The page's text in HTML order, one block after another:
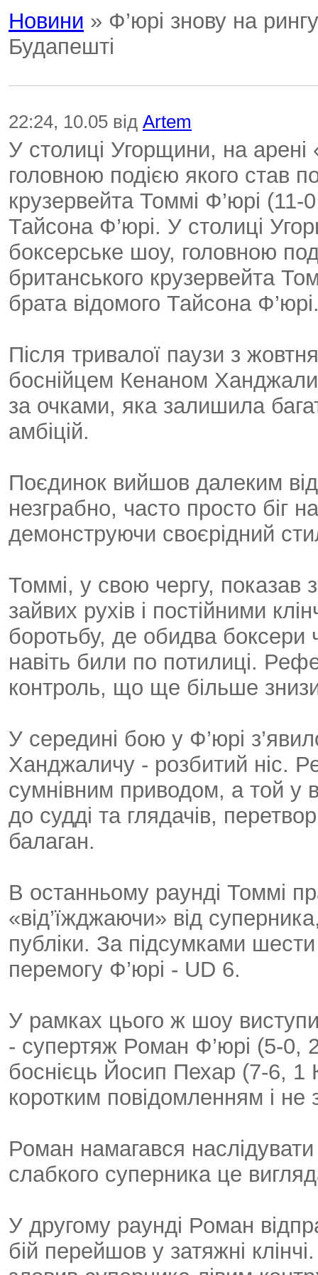
Новини » Ф’юрі знову на
Будапешті
22:24, 10.05 від Artem
У столиці Угорщини, на
головною подією якого став
крузервейта Томмі Ф’юрі
Тайсона Ф’юрі. У столиці
боксерське шоу, головною
британського крузервейта
брата відомого Тайсона
Після тривалої паузи з
боснійцем Кенаном
за очками, яка залишила
амбіцій.
Поєдинок вийшов далеким
незграбно, часто просто біг
демонструючи своєрідний
Томмі, у свою чергу, показав
зайвих рухів і постійними
боротьбу, де обидва боксери
навіть били по потилиці.
контроль, що ще більше
У середині бою у Ф’юрі
Ханджаличу - розбитий ніс.
сумнівним приводом, а той у
до судді та глядачів,
балаган.
В останньому раунді Томмі
«від’їжджаючи» від
публіки. За підсумками
перемогу Ф’юрі - UD 6.
У рамках цього ж шоу
- супертяж Роман Ф’юрі (5-0,
боснієць Йосип Пехар (7-6, 1
коротким повідомленням і не
Роман намагався
слабкого суперника це
У другому раунді Роман
бій перейшов у затяжні